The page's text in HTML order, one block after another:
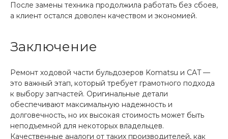
После замены техника продолжила работать без сбоев,
а клиент остался доволен качеством и экономией.
Заключение
Ремонт ходовой части бульдозеров Komatsu и CAT —
это важный этап, который требует грамотного подхода
к выбору запчастей. Оригинальные детали
обеспечивают максимальную надежность и
долговечность, но их высокая стоимость может быть
неподъемной для некоторых владельцев.
Качественные аналоги от таких производителей, как